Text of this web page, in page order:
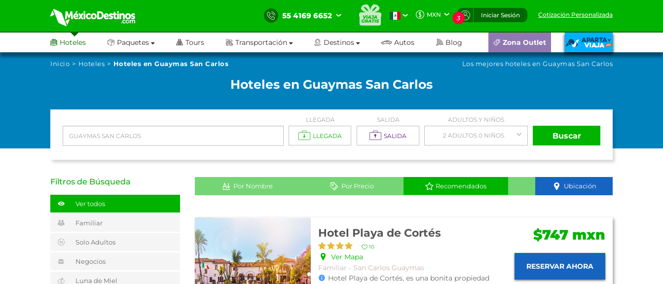
55 4169 6652 MXN 3 Iniciar Sesión Cotización Personalizada
Hoteles Paquetes Tours Transportación Destinos Autos Blog Zona Outlet
Inicio Hoteles Hoteles en Guaymas San Carlos Los mejores hoteles en Guaymas San Carlos
Hoteles en Guaymas San Carlos
LLEGADA
LLEGADA
SALIDA
SALIDA
ADULTOS Y NIÑOS
2 ADULTOS 0 NIÑOS Buscar
Filtros de Búsqueda
Ver todos
Familiar
Solo Adultos
Negocios
Luna de Miel
Por Nombre Por Precio Recomendados Ubicación
Hotel Playa de Cortés
10
Ver Mapa
Familiar - San Carlos Guaymas
Hotel Playa de Cortés, es una bonita propiedad
$747 mxn
RESERVAR AHORA